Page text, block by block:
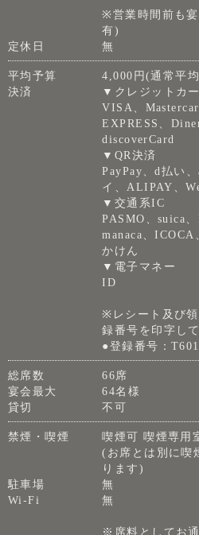
※営業時間前も
有)
定休日
無
平均予算
4,000円(通常平
決済
▼クレジットカ
VISA、
EXPRESS、
discoverCard
▼QR決済
PayPay、d払い
イ、ALIPAY、
▼交通系IC
PASMO、suica
manaca、
かけん
▼電子マネー
ID
※レシート及び
録番号を印字し
●登録番号：
総席数
66席
宴会最大
64名様
貸切
不可
禁煙・喫煙
喫煙可 喫煙専用
(お席とは別に喫
ります)
駐車場
無
Wi-Fi
無
※席料としてお